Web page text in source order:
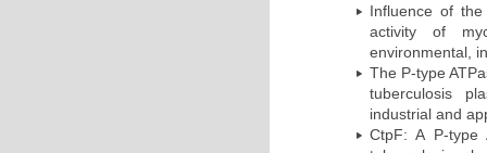
Influence of the
activity of
environmental,
The P-type
tuberculosis
industrial and
CtpF: A P-type